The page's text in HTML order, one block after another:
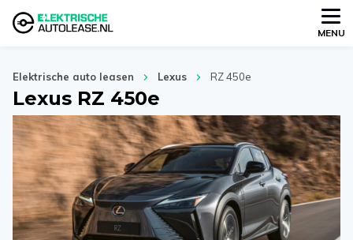
MENU
Elektrische auto leasen Lexus RZ 450e
Lexus RZ 450e